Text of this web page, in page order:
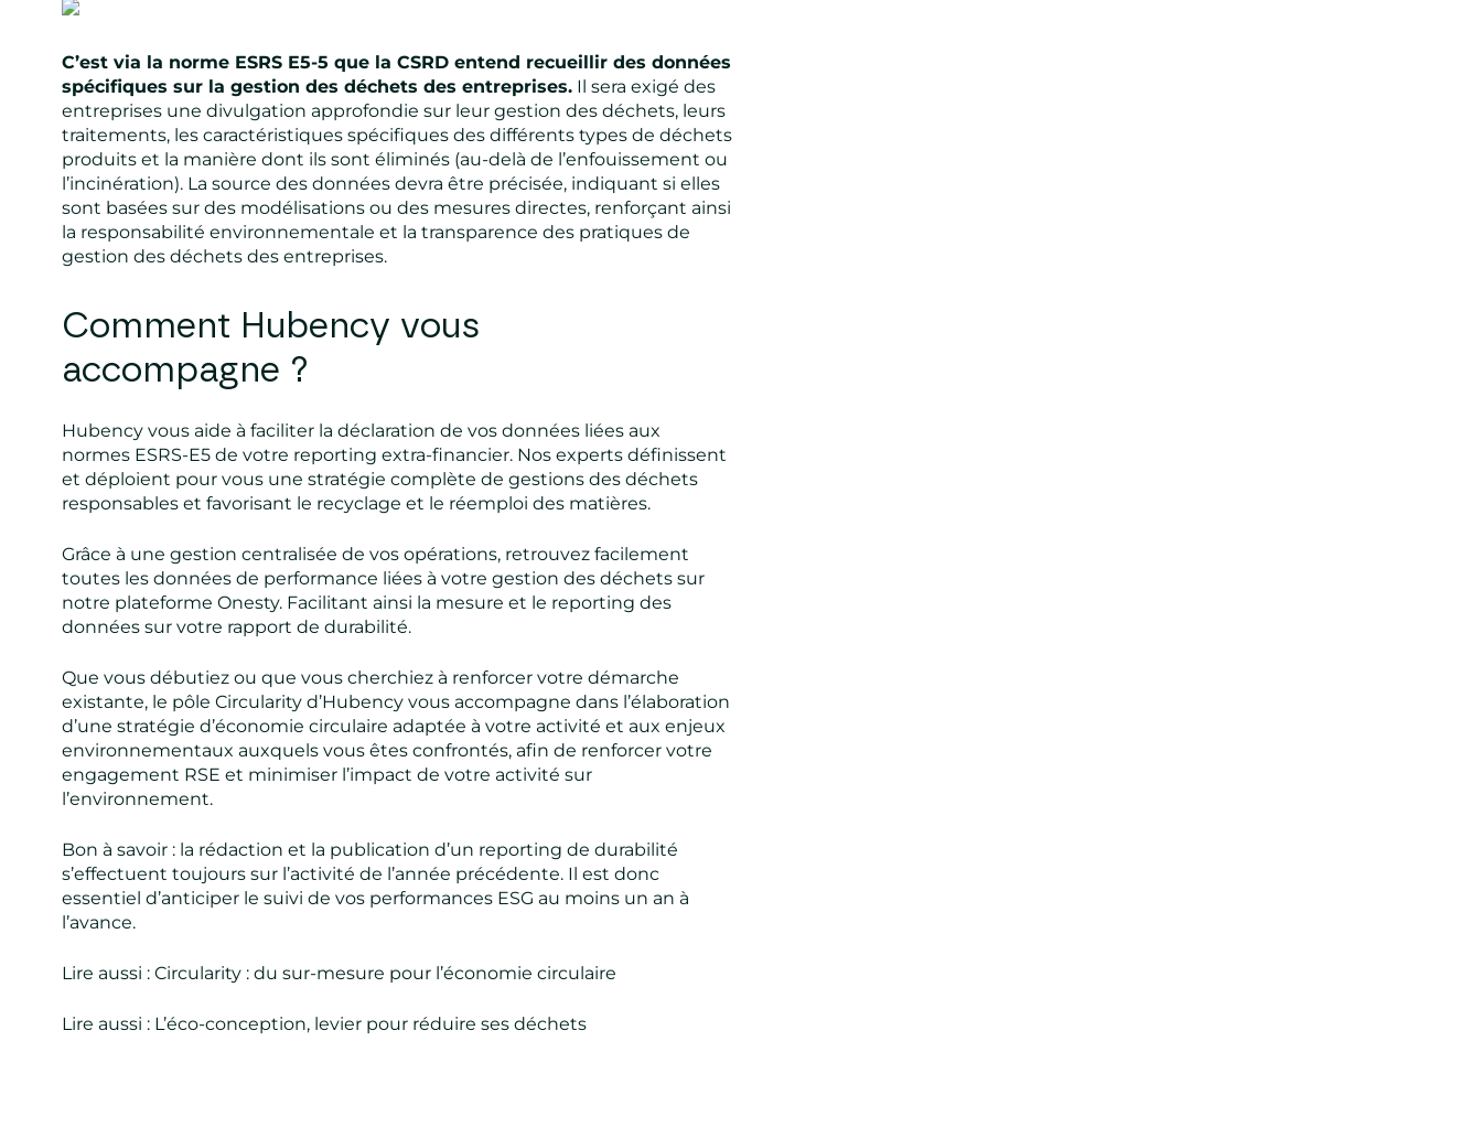
C’est via la norme ESRS E5-5 que la CSRD entend recueillir des données
spécifiques sur la gestion des déchets des entreprises. Il sera exigé des
entreprises une divulgation approfondie sur leur gestion des déchets, leurs
traitements, les caractéristiques spécifiques des différents types de déchets
produits et la manière dont ils sont éliminés (au-delà de l’enfouissement ou
l’incinération). La source des données devra être précisée, indiquant si elles
sont basées sur des modélisations ou des mesures directes, renforçant ainsi
la responsabilité environnementale et la transparence des pratiques de
gestion des déchets des entreprises.
Comment Hubency vous
accompagne ?
Hubency vous aide à faciliter la déclaration de vos données liées aux
normes ESRS-E5 de votre reporting extra-financier. Nos experts définissent
et déploient pour vous une stratégie complète de gestions des déchets
responsables et favorisant le recyclage et le réemploi des matières.
Grâce à une gestion centralisée de vos opérations, retrouvez facilement
toutes les données de performance liées à votre gestion des déchets sur
notre plateforme Onesty. Facilitant ainsi la mesure et le reporting des
données sur votre rapport de durabilité.
Que vous débutiez ou que vous cherchiez à renforcer votre démarche
existante, le pôle Circularity d’Hubency vous accompagne dans l’élaboration
d’une stratégie d’économie circulaire adaptée à votre activité et aux enjeux
environnementaux auxquels vous êtes confrontés, afin de renforcer votre
engagement RSE et minimiser l’impact de votre activité sur
l’environnement.
Bon à savoir : la rédaction et la publication d’un reporting de durabilité
s’effectuent toujours sur l’activité de l’année précédente. Il est donc
essentiel d’anticiper le suivi de vos performances ESG au moins un an à
l’avance.
Lire aussi : Circularity : du sur-mesure pour l’économie circulaire
Lire aussi : L’éco-conception, levier pour réduire ses déchets